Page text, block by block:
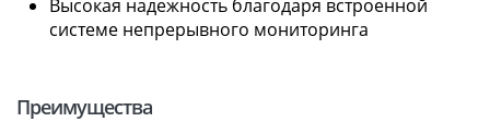
Высокая надежность благодаря встроенной
системе непрерывного мониторинга
Преимущества